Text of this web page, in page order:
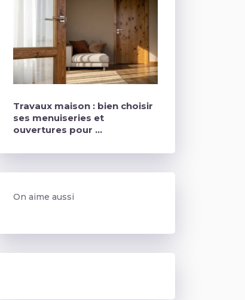
Travaux maison : bien choisir
ses menuiseries et
ouvertures pour …
On aime aussi